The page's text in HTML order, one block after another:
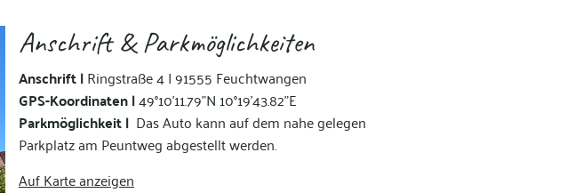
Anschrift & Parkmöglichkeiten
Anschrift |Ringstraße 4 I 91555 Feuchtwangen
GPS-Koordinaten |49°10'11.79"N 10°19'43.82"E
Parkmöglichkeit | Das Auto kann auf dem nahe gelegen
Parkplatz am Peuntweg abgestellt werden.
Auf Karte anzeigen